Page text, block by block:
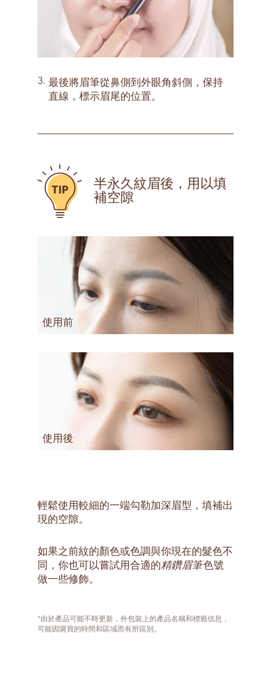
3. 最後將眉筆從鼻側到外眼角斜側，保持
直線，標示眉尾的位置。
半永久紋眉後，用以填
補空隙
使用前
使用後
輕鬆使用較細的一端勾勒加深眉型，填補出
現的空隙。
如果之前紋的顏色或色調與你現在的髮色不
同，你也可以嘗試用合適的精鑽眉筆色號
做一些修飾。
*由於產品可能不時更新，外包裝上的產品名稱和標籤信息，
可能因購買的時間和區域而有所區別。